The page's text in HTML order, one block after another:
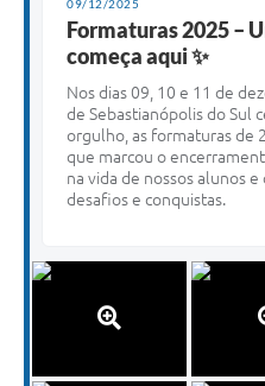
09/12/2025
Formaturas 2025 –
começa aqui ✨
Nos dias 09, 10 e 11 de
de Sebastianópolis do Sul
orgulho, as formaturas de
que marcou o
na vida de nossos alunos
desafios e conquistas.